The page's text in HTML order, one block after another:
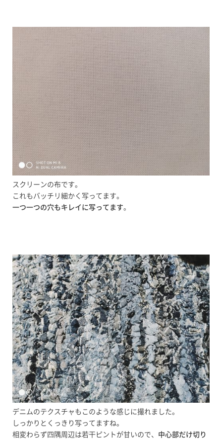
スクリーンの布です。
これもバッチリ細かく写ってます。
一つ一つの穴もキレイに写ってます。
デニムのテクスチャもこのような感じに撮れました。
しっかりとくっきり写ってますね。
相変わらず四隅周辺は若干ピントが甘いので、 中心部だけ切り